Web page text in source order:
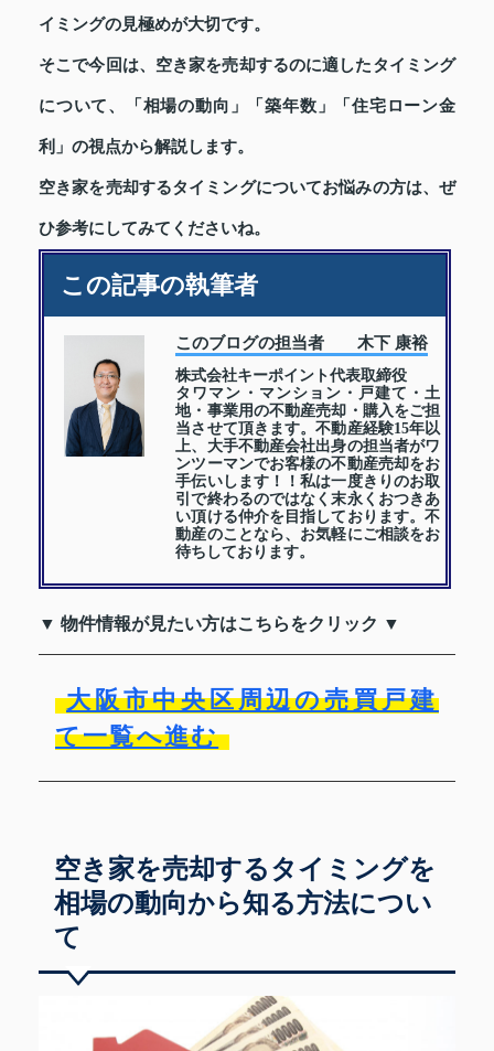
イミングの見極めが大切です。
そこで今回は、空き家を売却するのに適したタイミング
について、「相場の動向」「築年数」「住宅ローン金
利」の視点から解説します。
空き家を売却するタイミングについてお悩みの方は、ぜ
ひ参考にしてみてくださいね。
この記事の執筆者
このブログの担当者 木下 康裕
株式会社キーポイント代表取締役
タワマン・マンション・戸建て・土
地・事業用の不動産売却・購入をご担
当させて頂きます。不動産経験15年以
上、大手不動産会社出身の担当者がワ
ンツーマンでお客様の不動産売却をお
手伝いします！！私は一度きりのお取
引で終わるのではなく末永くおつきあ
い頂ける仲介を目指しております。不
動産のことなら、お気軽にご相談をお
待ちしております。
▼ 物件情報が見たい方はこちらをクリック ▼
大阪市中央区周辺の売買戸建
て一覧へ進む
空き家を売却するタイミングを
相場の動向から知る方法につい
て